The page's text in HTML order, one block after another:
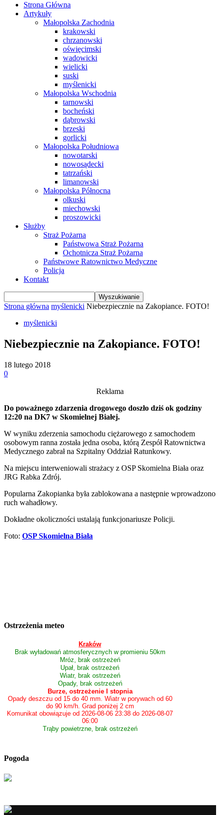
Strona Główna
Artykuły
Małopolska Zachodnia
krakowski
chrzanowski
oświęcimski
wadowicki
wielicki
suski
myślenicki
Małopolska Wschodnia
tarnowski
bocheński
dąbrowski
brzeski
gorlicki
Małopolska Południowa
nowotarski
nowosądecki
tatrzański
limanowski
Małopolska Północna
olkuski
miechowski
proszowicki
Służby
Straż Pożarna
Państwowa Straż Pożarna
Ochotnicza Straż Pożarna
Państwowe Ratownictwo Medyczne
Policja
Kontakt
Strona główna myślenicki Niebezpiecznie na Zakopiance. FOTO!
myślenicki
Niebezpiecznie na Zakopiance. FOTO!
18 lutego 2018
0
Reklama
Do poważnego zdarzenia drogowego doszło dziś ok godziny
12:20 na DK7 w Skomielnej Białej.
W wyniku zderzenia samochodu ciężarowego z samochodem
osobowym ranna została jedna osoba, którą Zespół Ratownictwa
Medycznego zabrał na Szpitalny Oddział Ratunkowy.
Na miejscu interweniowali strażacy z OSP Skomielna Biała oraz
JRG Rabka Zdrój.
Popularna Zakopianka była zablokowana a następnie wprowadzono
ruch wahadłowy.
Dokładne okoliczności ustalają funkcjonariusze Policji.
Foto: OSP Skomielna Biała
Ostrzeżenia meteo
Kraków
Brak wyładowań atmosferycznych w promieniu 50km
Mróz, brak ostrzeżeń
Upał, brak ostrzeżeń
Wiatr, brak ostrzeżeń
Opady, brak ostrzeżeń
Burze, ostrzeżenie I stopnia
Opady deszczu od 15 do 40 mm. Wiatr w porywach od 60
do 90 km/h. Grad poniżej 2 cm
Komunikat obowiązuje od 2026-08-06 23:38 do 2026-08-07
06:00
Trąby powietrzne, brak ostrzeżeń
Pogoda